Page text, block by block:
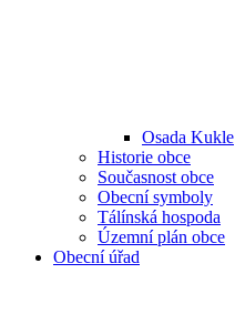
Osada Kukle
Historie obce
Současnost obce
Obecní symboly
Tálínská hospoda
Územní plán obce
Obecní úřad